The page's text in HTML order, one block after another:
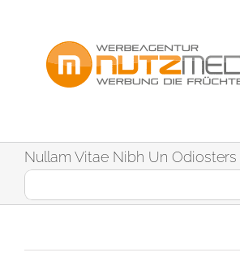
Nullam Vitae Nibh Un Odiosters
Suche
nach: